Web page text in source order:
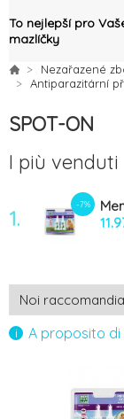
To nejlepší pro
mazlíčky
Nezařazené
Antiparazitární
SPOT-ON
I più venduti
1.
-7%
A proposito